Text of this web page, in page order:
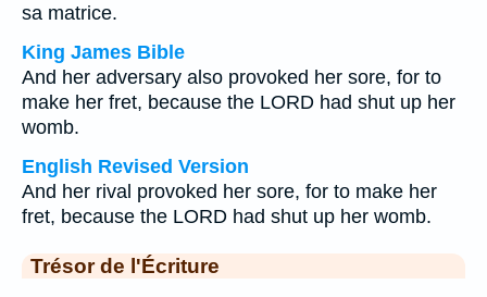
sa matrice.
King James Bible
And her adversary also provoked her sore, for to
make her fret, because the LORD had shut up her
womb.
English Revised Version
And her rival provoked her sore, for to make her
fret, because the LORD had shut up her womb.
Trésor de l'Écriture